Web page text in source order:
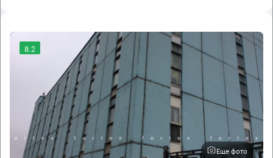
8.2
Еще фото